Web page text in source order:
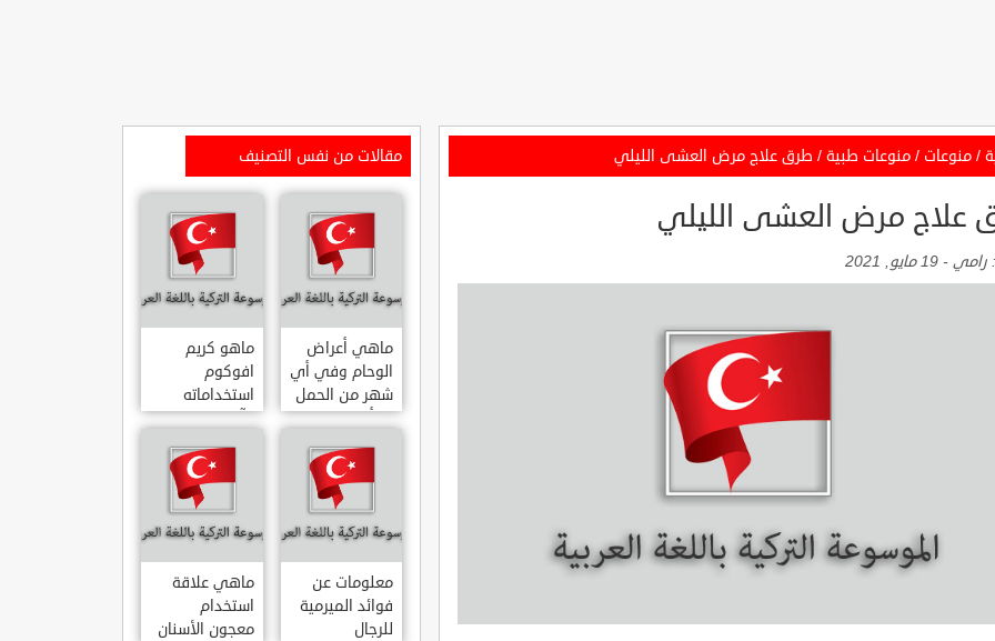
/ منوعات / منوعات طبية / طرق علاج مرض العشى الليلي
علاج مرض العشى الليلي
رامي - 19 مايو, 2021
مقالات من نفس التصنيف
ماهي أعراض
الوحام وفي أي
شهر من الحمل
يبدأ
ماهو كريم
افوكوم
استخداماته
وآثاره الجانبية
معلومات عن
فوائد الميرمية
للرجال
ماهي علاقة
استخدام
معجون الأسنان